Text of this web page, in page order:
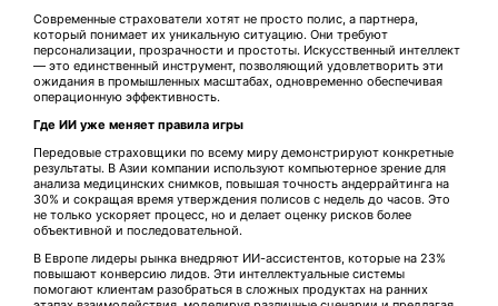
Современные страхователи хотят не просто полис, а партнера,
который понимает их уникальную ситуацию. Они требуют
персонализации, прозрачности и простоты. Искусственный интеллект
— это единственный инструмент, позволяющий удовлетворить эти
ожидания в промышленных масштабах, одновременно обеспечивая
операционную эффективность.
Где ИИ уже меняет правила игры
Передовые страховщики по всему миру демонстрируют конкретные
результаты. В Азии компании используют компьютерное зрение для
анализа медицинских снимков, повышая точность андеррайтинга на
30% и сокращая время утверждения полисов с недель до часов. Это
не только ускоряет процесс, но и делает оценку рисков более
объективной и последовательной.
В Европе лидеры рынка внедряют ИИ-ассистентов, которые на 23%
повышают конверсию лидов. Эти интеллектуальные системы
помогают клиентам разобраться в сложных продуктах на ранних